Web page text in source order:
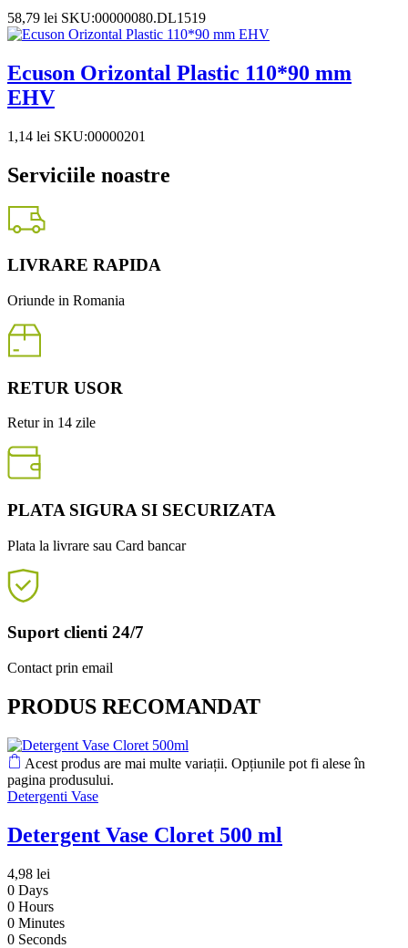
58,79 lei SKU:00000080.DL1519
Ecuson Orizontal Plastic 110*90 mm
EHV
1,14 lei SKU:00000201
Serviciile noastre
LIVRARE RAPIDA
Oriunde in Romania
RETUR USOR
Retur in 14 zile
PLATA SIGURA SI SECURIZATA
Plata la livrare sau Card bancar
Suport clienti 24/7
Contact prin email
PRODUS RECOMANDAT
Acest produs are mai multe variații. Opțiunile pot fi alese în
pagina produsului.
Detergenti Vase
Detergent Vase Cloret 500 ml
4,98 lei
0 Days
0 Hours
0 Minutes
0 Seconds